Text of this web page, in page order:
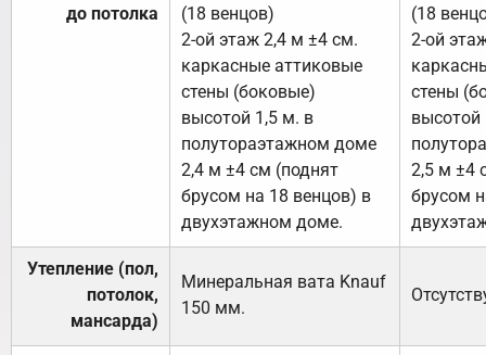
до потолка
(18 венцов)
2-ой этаж 2,4 м ±4 см.
каркасные аттиковые
стены (боковые)
высотой 1,5 м. в
полутораэтажном доме
2,4 м ±4 см (поднят
брусом на 18 венцов) в
двухэтажном доме.
(18
2-ой
стены
высотой
2,5 м ±4
брусом
Утепление (пол,
потолок,
мансарда)
Минеральная вата Knauf
150 мм.